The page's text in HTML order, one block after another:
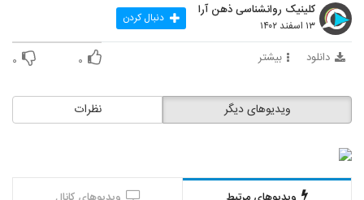
کلینیک روانشناسی ذهن آرا
۱۳ اسفند ۱۴۰۲ دنبال کردن
دانلود بیشتر ۰ ۰
نظرات ویدیوهای دیگر